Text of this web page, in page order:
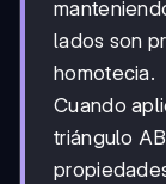
lados son
homotecia.
Cuando
triángulo